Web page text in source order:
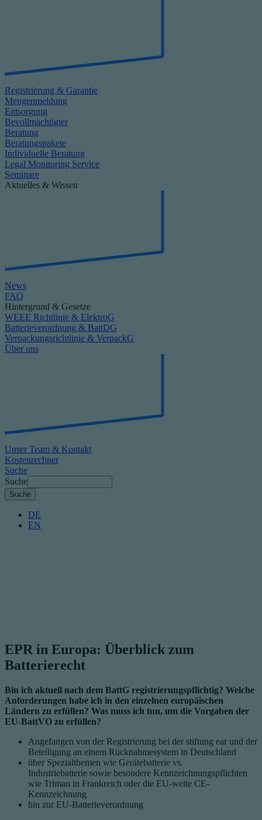
Registrierung & Garantie
Mengenmeldung
Entsorgung
Bevollmächtigter
Beratung
Beratungspakete
Individuelle Beratung
Legal Monitoring Service
Seminare
Aktuelles & Wissen
News
FAQ
Hintergrund & Gesetze
WEEE Richtlinie & ElektroG
Batterieverordnung & BattDG
Verpackungsrichtlinie & VerpackG
Über uns
Unser Team & Kontakt
Kostenrechner
Suche
Suche
DE
EN
EPR in Europa: Überblick zum
Batterierecht
Bin ich aktuell nach dem BattG registrierungspflichtig? Welche
Anforderungen habe ich in den einzelnen europäischen
Ländern zu erfüllen? Was muss ich tun, um die Vorgaben der
EU-BattVO zu erfüllen?
Angefangen von der Registrierung bei der stiftung ear und der
Beteiligung an einem Rücknahmesystem in Deutschland
über Spezialthemen wie Gerätebatterie vs.
Industriebatterie sowie besondere Kennzeichnungspflichten
wie Triman in Frankreich oder die EU-weite CE-
Kennzeichnung
hin zur EU-Batterieverordnung